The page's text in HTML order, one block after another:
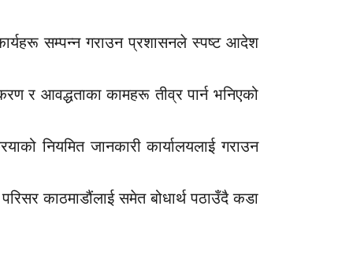
कार्यहरू सम्पन्न गराउन प्रशासनले स्पष्ट आदेश
र आवद्धताका कामहरू तीव्र पार्न भनिएको
नियमित जानकारी कार्यालयलाई गराउन
काठमाडौंलाई समेत बोधार्थ पठाउँदै कडा